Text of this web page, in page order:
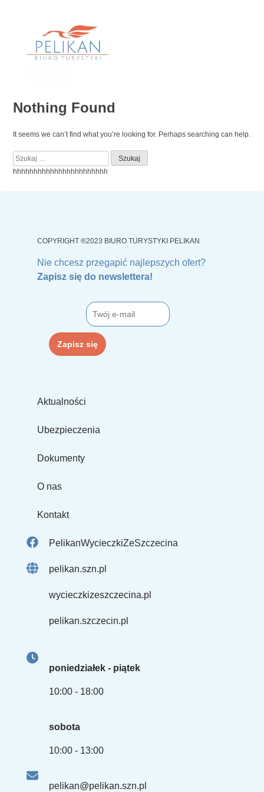
Nothing Found
It seems we can’t find what you’re looking for. Perhaps searching can help.
Szukaj:
hhhhhhhhhhhhhhhhhhhhhhh
Nie chcesz przegapić najlepszych ofert?
Zapisz się do newslettera!
COPYRIGHT ®2023 BIURO TURYSTYKI PELIKAN
Aktualności
Ubezpieczenia
Dokumenty
O nas
Kontakt
PelikanWycieczkiZeSzczecina
pelikan.szn.pl
wycieczkizeszczecina.pl
pelikan.szczecin.pl
poniedziałek - piątek
10:00 - 18:00
sobota
10:00 - 13:00
pelikan@pelikan.szn.pl